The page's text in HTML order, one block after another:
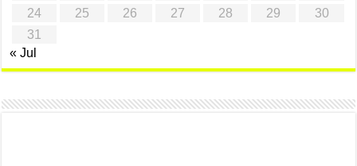
24
25 26 27 28 29
30
31
« Jul